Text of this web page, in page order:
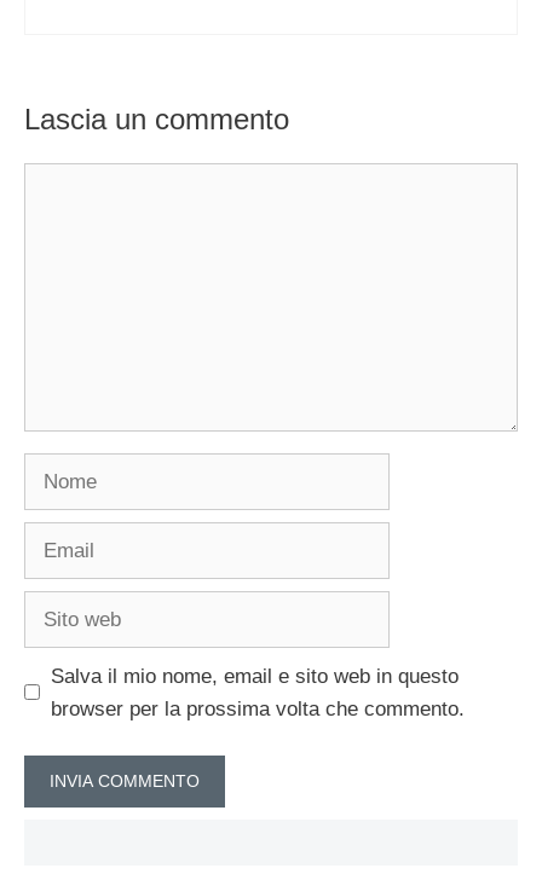
Lascia un commento
Salva il mio nome, email e sito web in questo
browser per la prossima volta che commento.